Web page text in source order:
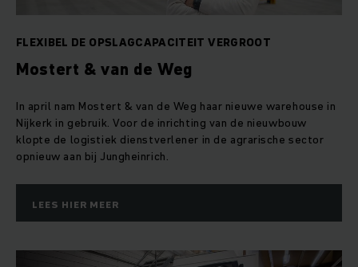
FLEXIBEL DE OPSLAGCAPACITEIT VERGROOT
Mostert & van de Weg
In april nam Mostert & van de Weg haar nieuwe warehouse in
Nijkerk in gebruik. Voor de inrichting van de nieuwbouw
klopte de logistiek dienstverlener in de agrarische sector
opnieuw aan bij Jungheinrich.
LEES HIER MEER